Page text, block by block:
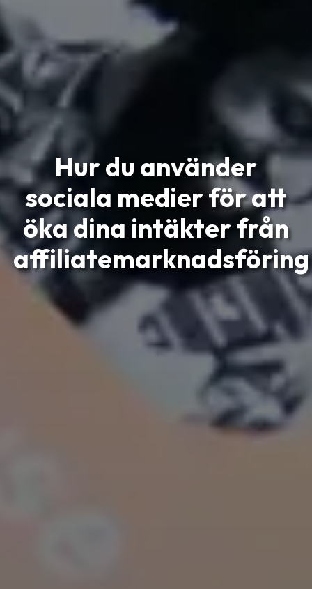
Hur du använder
sociala medier för att
öka dina intäkter från
affiliatemarknadsföring